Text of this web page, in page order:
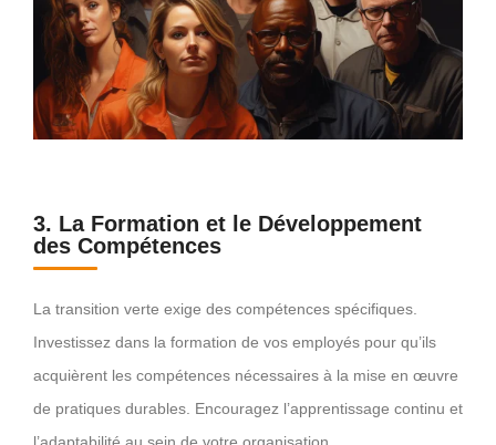
3. La Formation et le Développement
des Compétences
La transition verte exige des compétences spécifiques.
Investissez dans la formation de vos employés pour qu’ils
acquièrent les compétences nécessaires à la mise en œuvre
de pratiques durables. Encouragez l’apprentissage continu et
l’adaptabilité au sein de votre organisation.